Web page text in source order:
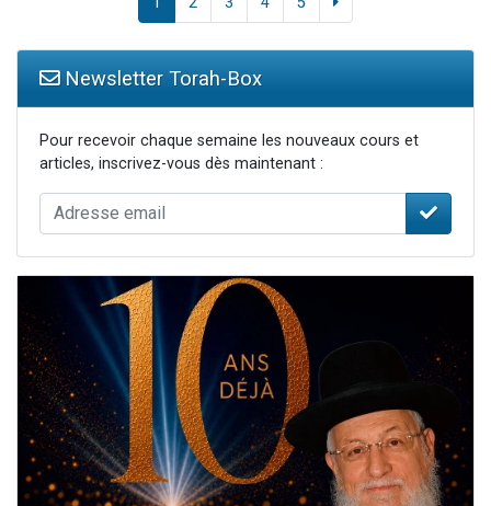
Newsletter Torah-Box
Pour recevoir chaque semaine les nouveaux cours et
articles, inscrivez-vous dès maintenant :